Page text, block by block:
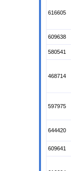
616605
609638
580541
468714
597975
644420
609641